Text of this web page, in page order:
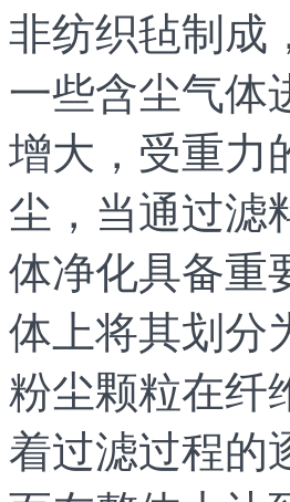
非纺织毡制成
一些含尘气体
增大，受重力
尘，当通过滤
体净化具备重
体上将其划分
粉尘颗粒在纤
着过滤过程的